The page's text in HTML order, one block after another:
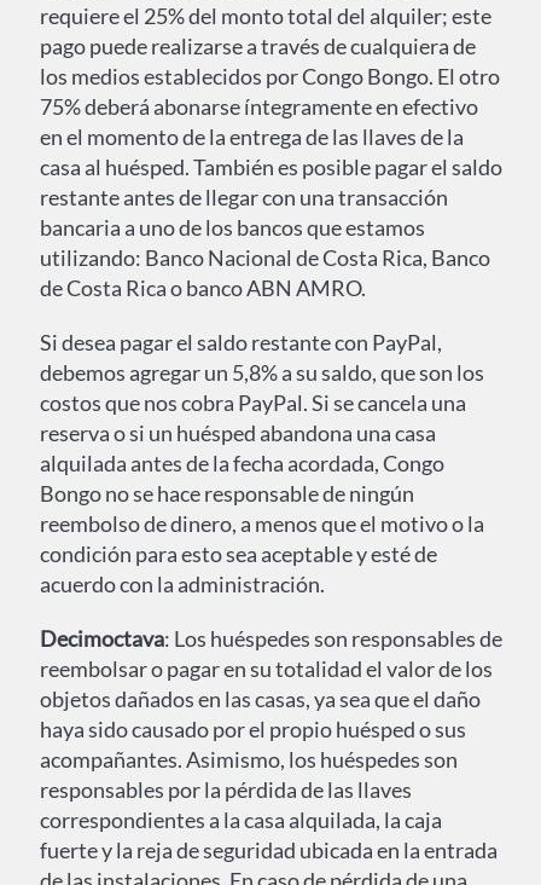
requiere el 25% del monto total del alquiler; este
pago puede realizarse a través de cualquiera de
los medios establecidos por Congo Bongo. El otro
75% deberá abonarse íntegramente en efectivo
en el momento de la entrega de las llaves de la
casa al huésped. También es posible pagar el saldo
restante antes de llegar con una transacción
bancaria a uno de los bancos que estamos
utilizando: Banco Nacional de Costa Rica, Banco
de Costa Rica o banco ABN AMRO.
Si desea pagar el saldo restante con PayPal,
debemos agregar un 5,8% a su saldo, que son los
costos que nos cobra PayPal. Si se cancela una
reserva o si un huésped abandona una casa
alquilada antes de la fecha acordada, Congo
Bongo no se hace responsable de ningún
reembolso de dinero, a menos que el motivo o la
condición para esto sea aceptable y esté de
acuerdo con la administración.
Decimoctava: Los huéspedes son responsables de
reembolsar o pagar en su totalidad el valor de los
objetos dañados en las casas, ya sea que el daño
haya sido causado por el propio huésped o sus
acompañantes. Asimismo, los huéspedes son
responsables por la pérdida de las llaves
correspondientes a la casa alquilada, la caja
fuerte y la reja de seguridad ubicada en la entrada